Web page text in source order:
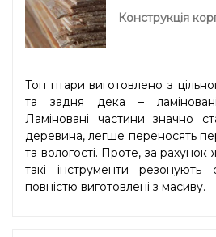
Конструкція
Топ гітари виготовлено з
та задня дека –
Ламіновані частини значно
деревина, легше переносять
та вологості. Проте, за рахунок
такі інструменти
повністю виготовлені з масиву.